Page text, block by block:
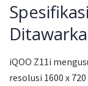
iQOO Z11i
resolusi 1600 x